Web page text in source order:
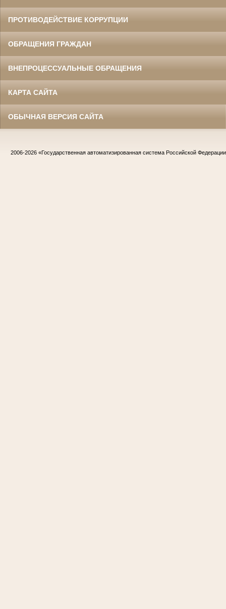
ПРОТИВОДЕЙСТВИЕ КОРРУПЦИИ
ОБРАЩЕНИЯ ГРАЖДАН
ВНЕПРОЦЕССУАЛЬНЫЕ ОБРАЩЕНИЯ
КАРТА САЙТА
ОБЫЧНАЯ ВЕРСИЯ САЙТА
2006-2026 «Государственная автоматизированная система Российской